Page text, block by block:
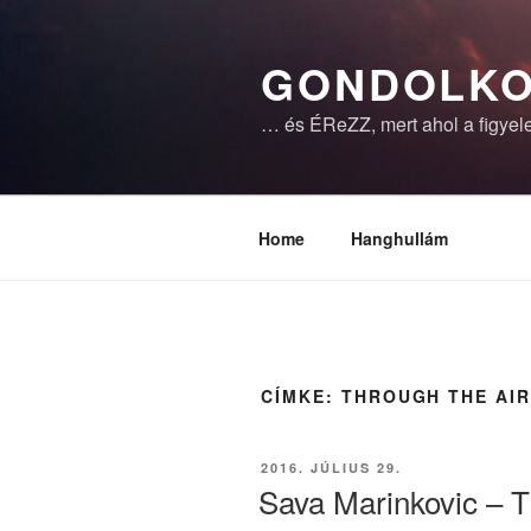
… és ÉReZZ, mert ahol a
Home Hanghullám
CÍMKE: THROUGH THE AIR
BEKÜLDVE:
2016. JÚLIUS 29.
Sava Marinkovic –